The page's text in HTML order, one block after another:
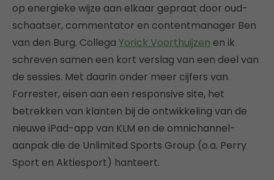
op energieke wijze aan elkaar gepraat door oud-
schaatser, commentator en contentmanager Ben
van den Burg. Collega Yorick Voorthuijzen en ik
schreven samen een kort verslag van een deel van
de sessies. Met daarin onder meer cijfers van
Forrester, eisen aan een responsive site, het
betrekken van klanten bij de ontwikkeling van de
nieuwe iPad-app van KLM en de omnichannel-
aanpak die de Unlimited Sports Group (o.a. Perry
Sport en Aktiesport) hanteert.